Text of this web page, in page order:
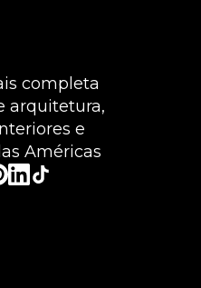
completa
arquitetura,
e
Américas